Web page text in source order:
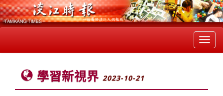
學習新視界 2023-10-21